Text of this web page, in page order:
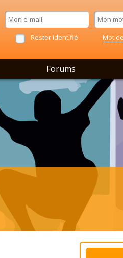
Rester identifié Mot
Forums